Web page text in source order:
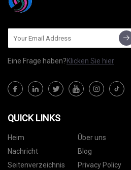
Eine Frage haben?Klicken Sie hier
QUICK LINKS
Heim Über uns
Nachricht
Blog
Seitenverzeichnis
Privacy Policy